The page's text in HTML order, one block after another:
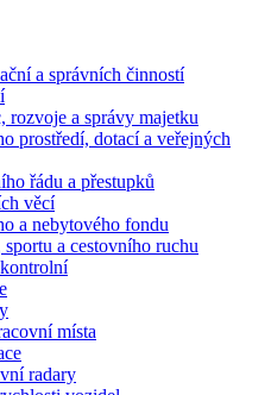
a správních činností
rozvoje a správy majetku
prostředí, dotací a veřejných
řádu a přestupků
věcí
a nebytového fondu
a cestovního ruchu
místa
radary